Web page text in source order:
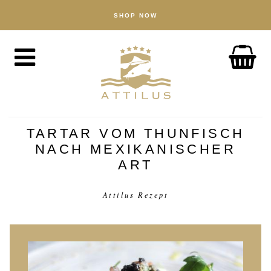
Fish
Accessories
The Attilus Way
Our Fishery
Our Products
Quality Assured
NEWS
DISCOVER
TARTAR VOM THUNFISCH
NACH MEXIKANISCHER
ART
Attilus Rezept
SHOP NOW